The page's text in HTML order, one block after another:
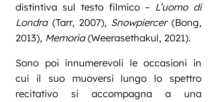
distintiva sul testo filmico – L’uomo di
Londra (Tarr, 2007), Snowpiercer (Bong,
2013), Memoria(Weerasethakul, 2021).
Sono poi innumerevoli le occasioni in
cui il suo muoversi lungo lo spettro
recitativo si accompagna a una